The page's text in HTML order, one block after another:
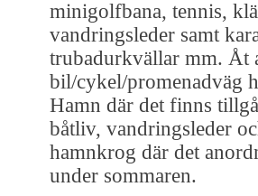
minigolfbana, tennis,
vandringsleder samt
trubadurkvällar mm. Åt
bil/cykel/promenadväg
Hamn där det finns
båtliv, vandringsleder
hamnkrog där det
under sommaren.